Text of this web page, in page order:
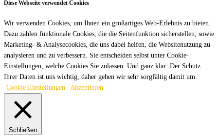
Diese Webseite verwendet Cookies
Wir verwenden Cookies, um Ihnen ein großartiges Web-Erlebnis zu bieten.
Dazu zählen funktionale Cookies, die die Seitenfunktion sicherstellen, sowie
Marketing- & Analysecookies, die uns dabei helfen, die Websitenutzung zu
analysieren und zu verbessern. Sie entscheiden selbst unter Cookie-
Einstellungen, welche Cookies Sie zulassen. Und ganz klar: Der Schutz
Ihrer Daten ist uns wichtig, daher gehen wir sehr sorgfältig damit um.
Cookie Einstellungen
Akzeptieren
Schließen